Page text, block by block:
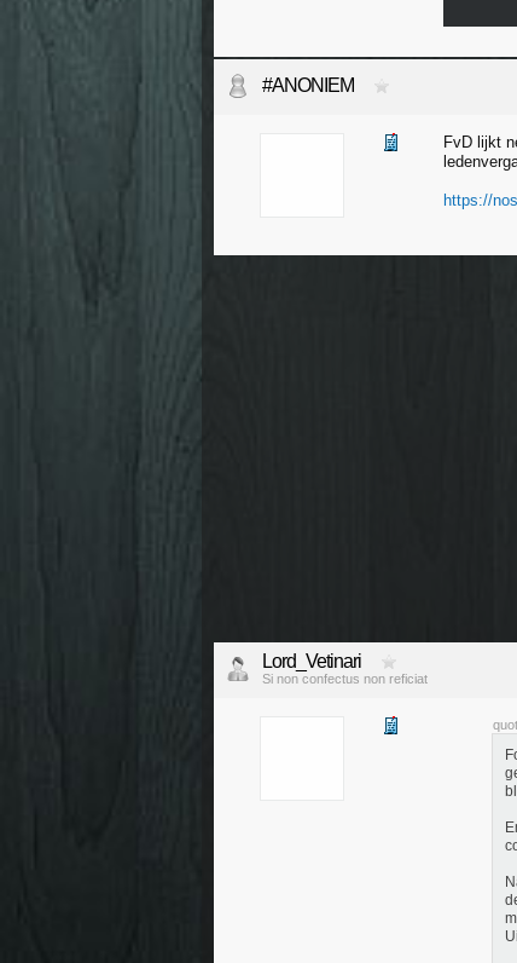
#ANONIEM
FvD lijkt
https://
Lord_Vetinari
Si non confectus non reficiat